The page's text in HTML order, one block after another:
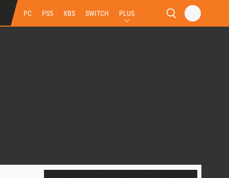
PC PS5 XBS SWITCH PLUS